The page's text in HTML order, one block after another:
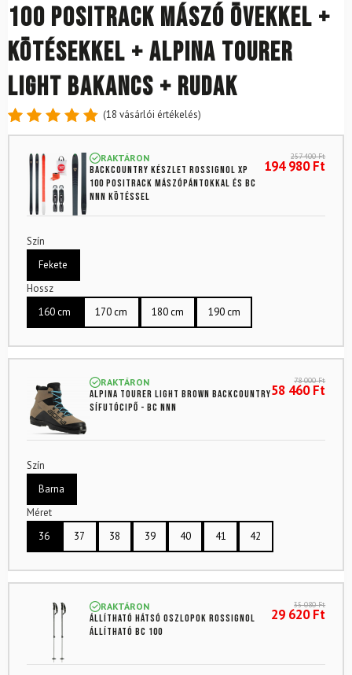
100 Positrack mászó övekkel +
kötésekkel + Alpina Tourer
Light bakancs + rudak
Értékelés
5-ből,
18
értékelés
alapján
(18 vásárlói értékelés)
RAKTÁRON
Backcountry készlet ROSSIGNOL XP
100 Positrack mászópántokkal és BC
NNN kötéssel
257 400Ft
194 980Ft
Szín
Fekete
Hossz
160 cm
170 cm 180 cm 190 cm
RAKTÁRON
ALPINA Tourer Light Brown backcountry
sífutócipő - BC NNN
78 000Ft
58 460Ft
Szín
Barna
Méret
36
37 38 39 40 41 42
RAKTÁRON
Állítható hátsó oszlopok ROSSIGNOL
Állítható BC 100
35 080Ft
29 620Ft